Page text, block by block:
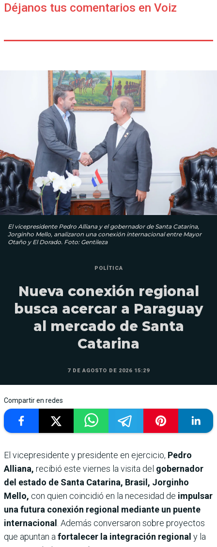
Déjanos tus comentarios en Voiz
El vicepresidente Pedro Alliana y el gobernador de Santa Catarina,
Jorginho Mello, analizaron una conexión internacional entre Mayor
Otaño y El Dorado. Foto: Gentileza
POLÍTICA
Nueva conexión regional
busca acercar a Paraguay
al mercado de Santa
Catarina
7 DE AGOSTO DE 2026 15:29
Compartir en redes
El vicepresidente y presidente en ejercicio, Pedro
Alliana, recibió este viernes la visita del gobernador
del estado de Santa Catarina, Brasil, Jorginho
Mello, con quien coincidió en la necesidad de impulsar
una futura conexión regional mediante un puente
internacional . Además conversaron sobre proyectos
que apuntan afortalecer la integración regional y la